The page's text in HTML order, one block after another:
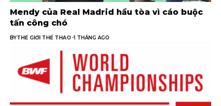
Mendy của Real Madrid hầu tòa vì cáo buộc
tấn công chó
BYTHẾ GIỚI THỂ THAO 1 THÁNG AGO